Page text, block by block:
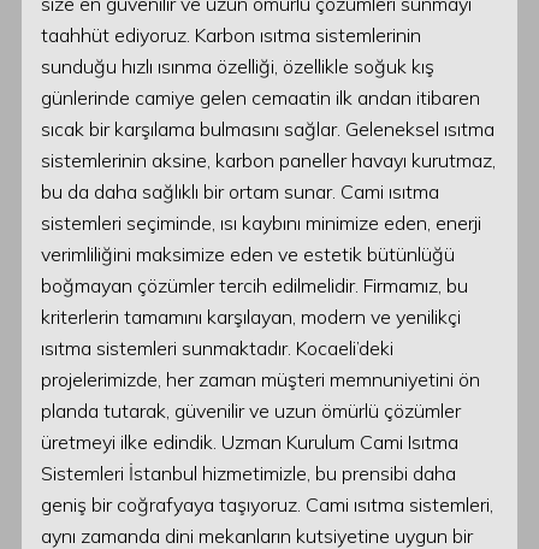
taahhüt ediyoruz. Karbon ısıtma sistemlerinin
sunduğu hızlı ısınma özelliği, özellikle soğuk kış
günlerinde camiye gelen cemaatin ilk andan itibaren
sıcak bir karşılama bulmasını sağlar. Geleneksel ısıtma
sistemlerinin aksine, karbon paneller havayı kurutmaz,
bu da daha sağlıklı bir ortam sunar. Cami ısıtma
sistemleri seçiminde, ısı kaybını minimize eden, enerji
verimliliğini maksimize eden ve estetik bütünlüğü
boğmayan çözümler tercih edilmelidir. Firmamız, bu
kriterlerin tamamını karşılayan, modern ve yenilikçi
ısıtma sistemleri sunmaktadır. Kocaeli’deki
projelerimizde, her zaman müşteri memnuniyetini ön
planda tutarak, güvenilir ve uzun ömürlü çözümler
üretmeyi ilke edindik. Uzman Kurulum Cami Isıtma
Sistemleri İstanbul hizmetimizle, bu prensibi daha
geniş bir coğrafyaya taşıyoruz. Cami ısıtma sistemleri,
aynı zamanda dini mekanların kutsiyetine uygun bir